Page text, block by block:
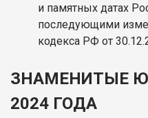
и памятных датах
последующими
кодекса РФ от
ЗНАМЕНИТЫЕ
2024 ГОДА